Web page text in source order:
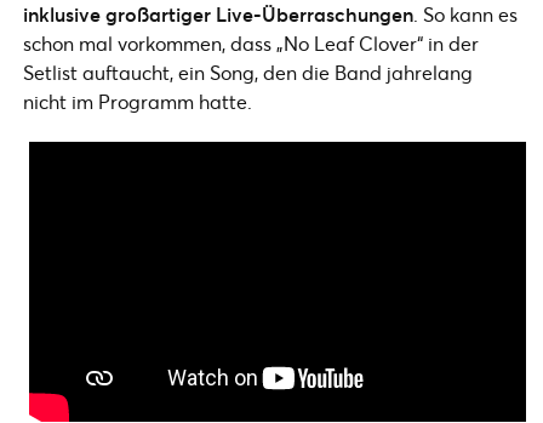
inklusive großartiger Live-Überraschungen . So kann es
schon mal vorkommen, dass „No Leaf Clover“ in der
Setlist auftaucht, ein Song, den die Band jahrelang
nicht im Programm hatte.